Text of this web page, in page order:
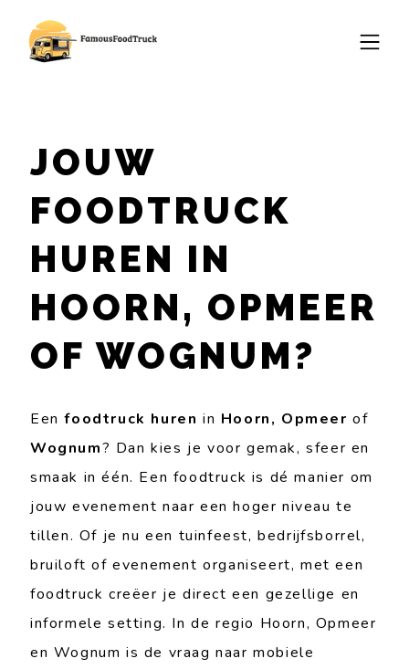
JOUW
FOODTRUCK
HUREN IN
HOORN, OPMEER
OF WOGNUM?
Eenfoodtruck huren in Hoorn, Opmeer of
Wognum? Dan kies je voor gemak, sfeer en
smaak in één. Een foodtruck is dé manier om
jouw evenement naar een hoger niveau te
tillen. Of je nu een tuinfeest, bedrijfsborrel,
bruiloft of evenement organiseert, met een
foodtruck creëer je direct een gezellige en
informele setting. In de regio Hoorn, Opmeer
en Wognum is de vraag naar mobiele